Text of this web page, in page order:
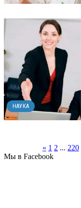
НАУКА
« 1 2 ... 220
Мы в Facebook